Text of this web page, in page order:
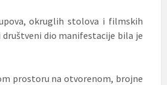
okruglih stolova i filmskih
društveni dio manifestacije bila je
prostoru na otvorenom, brojne